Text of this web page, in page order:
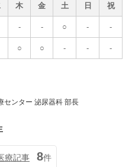
木 金 土 日 祝
- - ○ - -
○ ○ - - -
センター 泌尿器科 部長
療記事 8件